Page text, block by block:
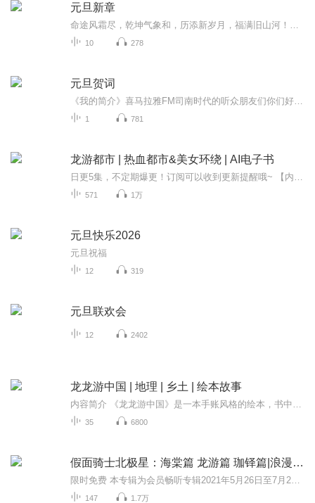
元旦新章
10 278
元旦贺词
1 781
龙游都市 | 热血都市&美女环绕 | AI电子书
571 1万
元旦快乐2026
元旦祝福
12 319
元旦联欢会
12 2402
龙龙游中国 | 地理 | 乡土 | 绘本故事
35 6800
假面骑士北极星：海棠篇 龙游篇 珈铎篇|浪漫多人剧
147 1.7万